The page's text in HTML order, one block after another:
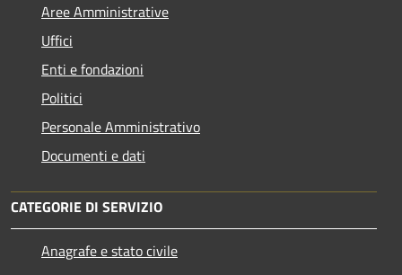
Aree Amministrative
Uffici
Enti e fondazioni
Politici
Personale Amministrativo
Documenti e dati
CATEGORIE DI SERVIZIO
Anagrafe e stato civile